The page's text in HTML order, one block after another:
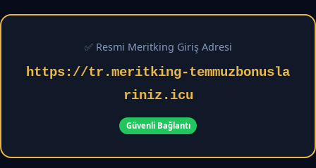
✅ Resmi Meritking Giriş Adresi
https://tr.meritking-temmuzbonusla
riniz.icu
Güvenli Bağlantı